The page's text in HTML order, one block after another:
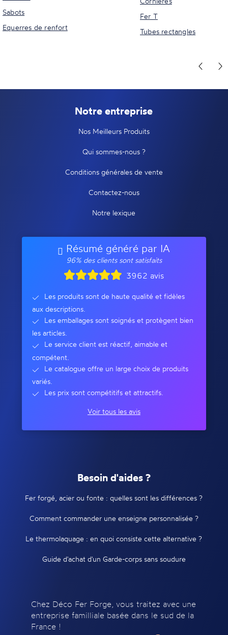
Sabots
Equerres de renfort
Fer T
Tubes rectangles
Notre entreprise
Nos Meilleurs Produits
Qui sommes-nous ?
Conditions générales de vente
Contactez-nous
Notre lexique
Résumé généré par IA
96% des clients sont satisfaits
3962 avis
Les produits sont de haute qualité et fidèles
aux descriptions.
Les emballages sont soignés et protègent bien
les articles.
Le service client est réactif, aimable et
compétent.
Le catalogue offre un large choix de produits
variés.
Les prix sont compétitifs et attractifs.
Voir tous les avis
Besoin d'aides ?
Fer forgé, acier ou fonte : quelles sont les différences ?
Comment commander une enseigne personnalisée ?
Le thermolaquage : en quoi consiste cette alternative ?
Guide d'achat d'un Garde-corps sans soudure
Chez Déco Fer Forge, vous traitez avec une
entreprise familliale basée dans le sud de la
France !